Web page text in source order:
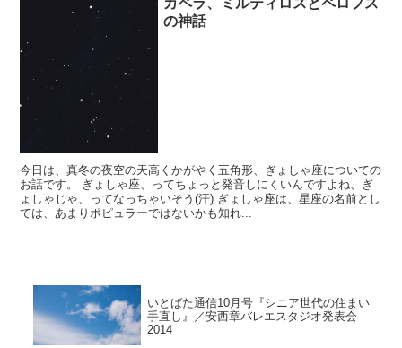
の神話
今日は、真冬の夜空の天高くかがやく五角形、ぎょしゃ座についての
お話です。 ぎょしゃ座、ってちょっと発音しにくいんですよね、ぎ
ょしゃじゃ、ってなっちゃいそう(汗) ぎょしゃ座は、星座の名前とし
ては、あまりポピュラーではないかも知れ...
いとばた通信10月号『シニア世代の住まい
手直し』／安西章バレエスタジオ発表会
2014